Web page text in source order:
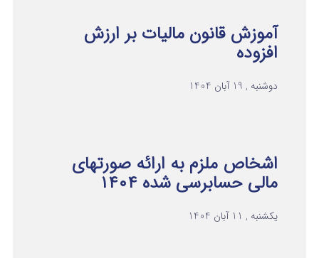
آموزش قانون مالیات بر ارزش
افزوده
دوشنبه , 19 آبان 1404
اشخاص ملزم به ارائه صورتهای
مالی حسابرسی شده ۱۴۰۴
یکشنبه , 11 آبان 1404